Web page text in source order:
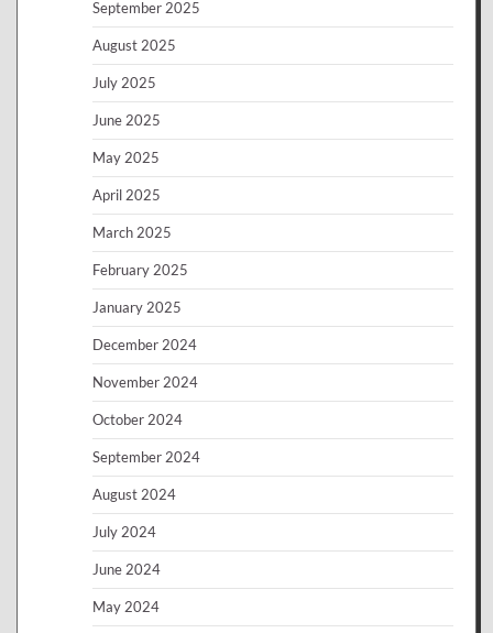
September 2025
August 2025
July 2025
June 2025
May 2025
April 2025
March 2025
February 2025
January 2025
December 2024
November 2024
October 2024
September 2024
August 2024
July 2024
June 2024
May 2024